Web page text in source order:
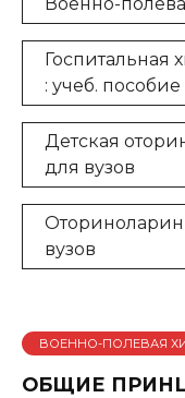
Госпитальная
: учеб. пособие
Детская
для вузов
вузов
ВОЕННО-ПОЛЕВАЯ
ОБЩИЕ